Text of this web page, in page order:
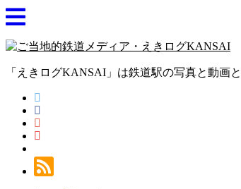
「えきログKANSAI」は鉄道駅の写真と動画